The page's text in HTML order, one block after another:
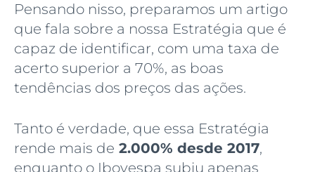
Pensando nisso, preparamos um artigo
que fala sobre a nossa Estratégia que é
capaz de identificar, com uma taxa de
acerto superior a 70%, as boas
tendências dos preços das ações.
Tanto é verdade, que essa Estratégia
rende mais de 2.000% desde 2017,
enquanto o Ibovespa subiu apenas